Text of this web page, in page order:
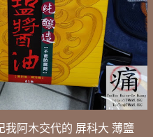
我阿木交代的 屏科大 薄鹽